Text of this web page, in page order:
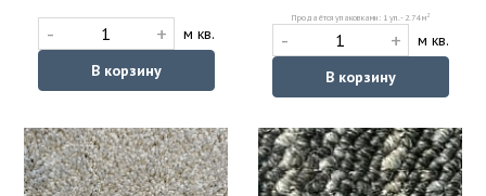
- +
м кв.
В корзину
Продаётся упаковками: 1 уп. - 2.74 м2
- +
м кв.
В корзину